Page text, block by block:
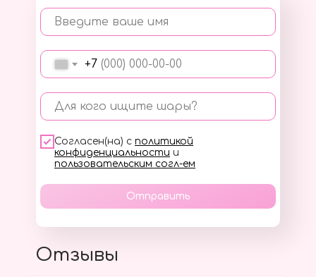
Введите ваше имя
+7
Для кого ищите шары?
Согласен(на) с политикой
конфиденциальности и
пользовательским согл-ем
Отправить
Отзывы